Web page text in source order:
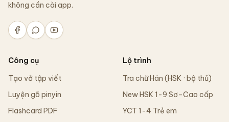
không cần cài app.
Công cụ
Tạo vở tập viết
Luyện gõ pinyin
Flashcard PDF
Lộ trình
Tra chữ Hán (HSK · bộ thủ)
New HSK 1-9 Sơ–Cao cấp
YCT 1-4 Trẻ em